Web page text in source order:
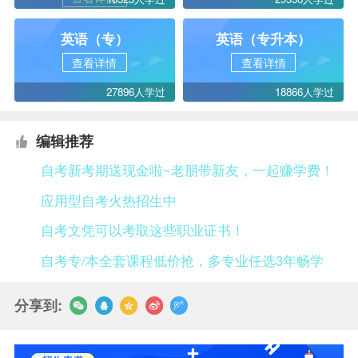
英语（专）
查看详情
27896人学过
英语（专升本）
查看详情
18866人学过
编辑推荐
自考新考期送现金啦~老朋带新友，一起赚学费！
应用型自考火热招生中
自考文凭可以考取这些职业证书！
自考专/本全套课程低价抢，多专业任选3年畅学
分享到: